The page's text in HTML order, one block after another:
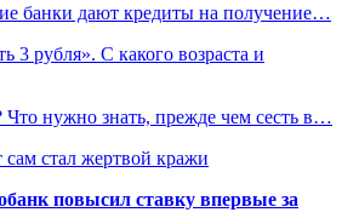
банки дают кредиты на получение…
3 рубля». С какого возраста и
Что нужно знать, прежде чем сесть в…
стал жертвой кражи
повысил ставку впервые за